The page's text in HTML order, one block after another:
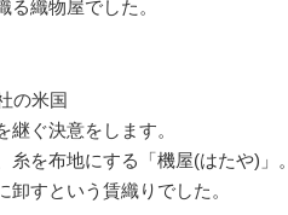
織物屋でした。
の米国
ぐ決意をします。
を布地にする「機屋(はたや)」。
すという賃織りでした。